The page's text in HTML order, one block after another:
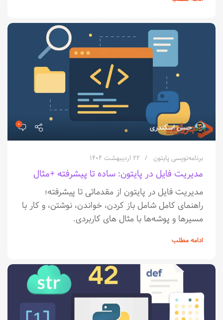
حسن اسکندری ۰
برنامه‌نویسی پایتون ۲۲ اردیبهشت ۱۴۰۴
مدیریت فایل در پایتون: ساده تا پیشرفته +مثال
مدیریت فایل در پایتون از مقدماتی تا پیشرفته؛
راهنمای کامل شامل باز کردن، خواندن، نوشتن، و کار با
مسیرها و پوشه‌ها با مثال های کاربردی.
ادامه مطلب